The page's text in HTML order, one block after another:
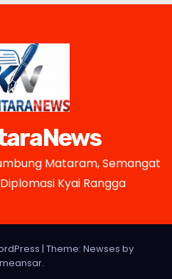
Mataram, Semangat
Kyai Rangga
| Theme: Newses by
.